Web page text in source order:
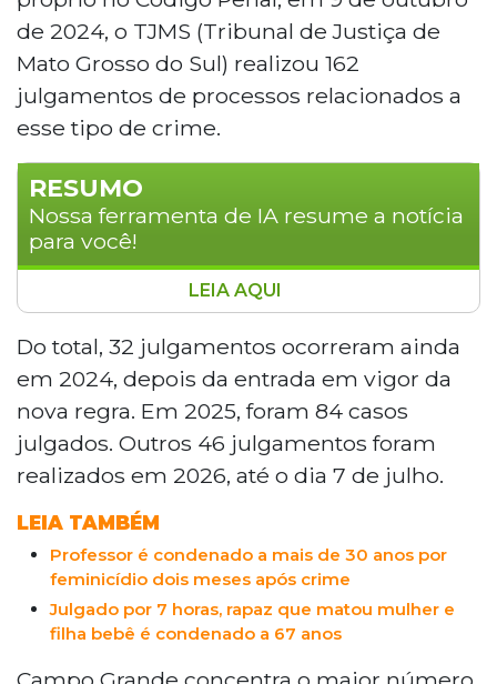
de 2024, o TJMS (Tribunal de Justiça de
Mato Grosso do Sul) realizou 162
julgamentos de processos relacionados a
esse tipo de crime.
RESUMO
Nossa ferramenta de IA resume a notícia
para você!
Desde outubro de 2024, quando o
feminicídio passou a ser um crime
autônomo no Brasil, com pena de 20 a 40
anos, o Tribunal de Justiça de Mato
Grosso do Sul realizou 162 julgamentos
relacionados ao crime. Campo Grande
concentra o maior número de casos, com
pela Lei 14.994/2024, separou o
feminicídio do homicídio e garantiu
identidade jurídica própria ao crime,
alterando a forma como ele é investigado
e julgado.
LEIA AQUI
Do total, 32 julgamentos ocorreram ainda
em 2024, depois da entrada em vigor da
nova regra. Em 2025, foram 84 casos
julgados. Outros 46 julgamentos foram
realizados em 2026, até o dia 7 de julho.
LEIA TAMBÉM
Professor é condenado a mais de 30 anos por
feminicídio dois meses após crime
Julgado por 7 horas, rapaz que matou mulher e
filha bebê é condenado a 67 anos